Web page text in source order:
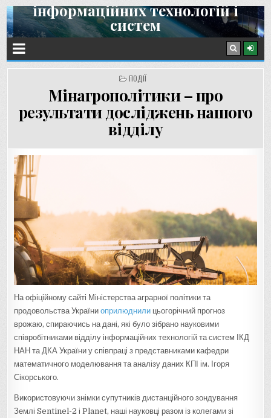
Skip
to
content
інформаційних технологій і
систем
Інститут космічних досліджень НАН України та ДКА України
POSTED
ПОДІЇ
Мінагрополітики – про
результати досліджень нашого
відділу
На офіційному сайті Міністерства аграрної політики та
продовольства Україниоприлюднили цьогорічний прогноз
врожаю, спираючись на дані, які було зібрано науковими
співробітниками відділу інформаційних технологій та систем ІКД
НАН та ДКА України у співпраці з представниками кафедри
математичного моделювання та аналізу даних КПІ ім. Ігоря
Сікорського.
Використовуючи знімки супутників дистанційного зондування
Землі Sentinel-2 і Planet, наші науковці разом із колегами зі